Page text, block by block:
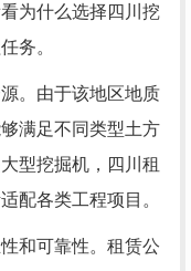
为什么选择四川挖
务。
。由于该地区地质
满足不同类型土方
型挖掘机，四川租
配各类工程项目。
和可靠性。租赁公